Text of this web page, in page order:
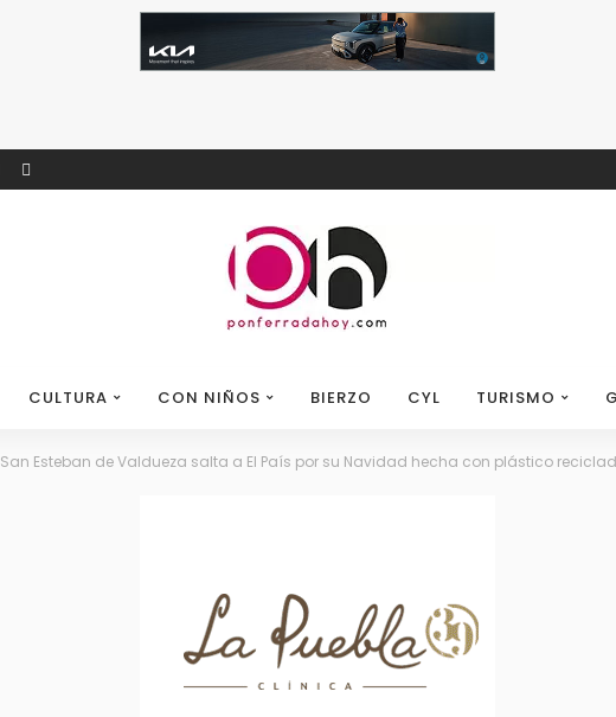
CULTURA CON NIÑOS BIERZO CYL TURISMO
San Esteban de Valdueza salta a El País por su Navidad hecha con plástico